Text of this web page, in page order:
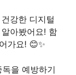
강한 디지털
아봤어요! 함
가요! 😊✨
을 예방하기